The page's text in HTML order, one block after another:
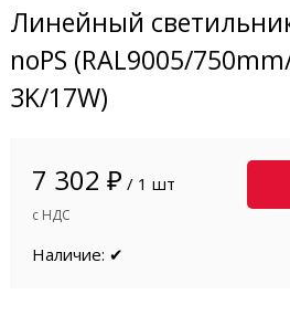
Линейный
noPS (RAL9005/
3K/17W)
7 302 ₽ / 1 шт
с НДС
Наличие: ✔